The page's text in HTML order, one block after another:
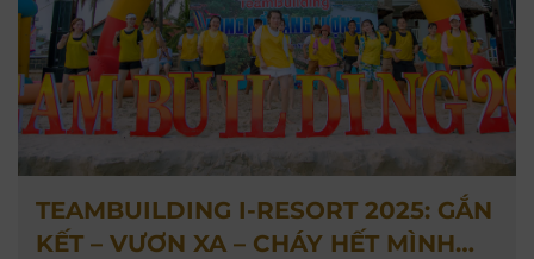
TEAMBUILDING I-RESORT 2025: GẮN
KẾT – VƯƠN XA – CHÁY HẾT MÌNH